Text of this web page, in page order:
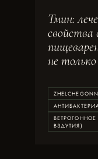
Тмин:
свойства
не только
ВЕТРОГОННОЕ
ВЗДУТИЯ)